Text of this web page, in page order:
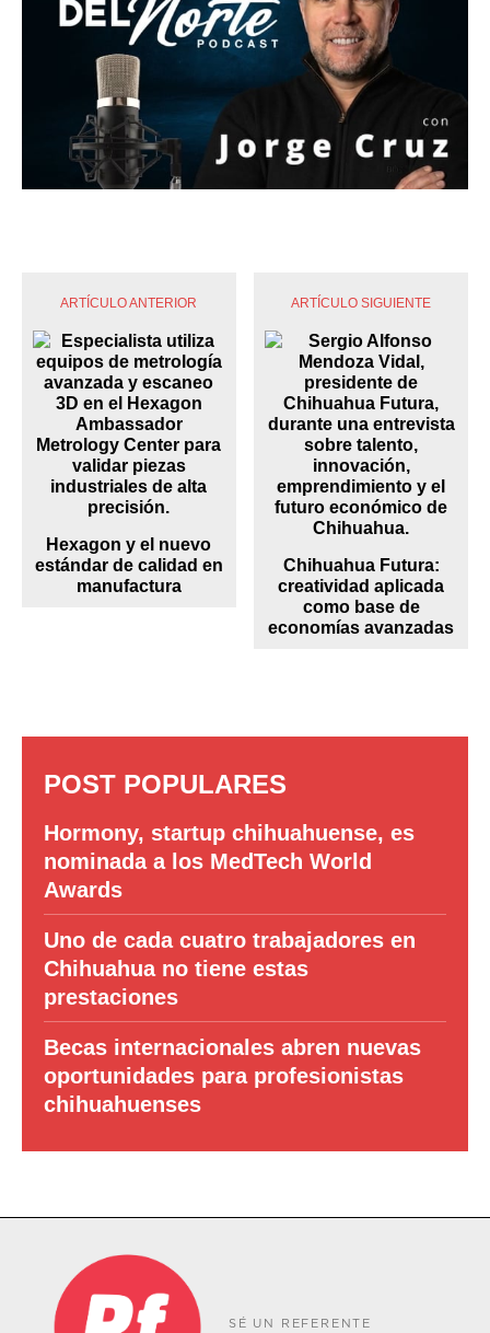
ARTÍCULO ANTERIOR
Hexagon y el nuevo
estándar de calidad en
manufactura
ARTÍCULO SIGUIENTE
Chihuahua Futura:
creatividad aplicada
como base de
economías avanzadas
POST POPULARES
Hormony, startup chihuahuense, es
nominada a los MedTech World
Awards
Uno de cada cuatro trabajadores en
Chihuahua no tiene estas
prestaciones
Becas internacionales abren nuevas
oportunidades para profesionistas
chihuahuenses
SÉ UN REFERENTE